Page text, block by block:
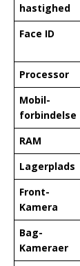
hastighed
Face ID
Processor
Mobil-
forbindelse
RAM
Lagerplads
Front-
Kamera
Bag-
Kameraer